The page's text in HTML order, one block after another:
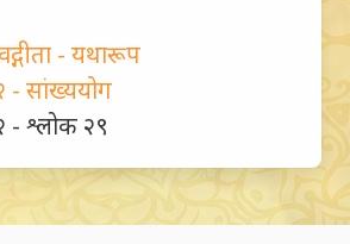
- यथारूप
- सांख्ययोग
- श्लोक २९